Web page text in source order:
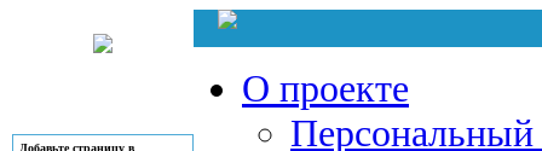
Добавьте страницу в
О проекте
Персональный